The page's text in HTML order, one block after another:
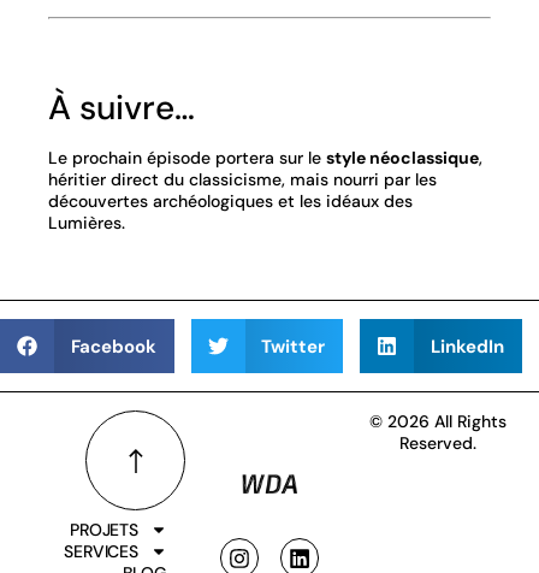
À suivre…
Le prochain épisode portera sur le style néoclassique,
héritier direct du classicisme, mais nourri par les
découvertes archéologiques et les idéaux des
Lumières.
Facebook Twitter LinkedIn
© 2026 All Rights
Reserved.
PROJETS
SERVICES